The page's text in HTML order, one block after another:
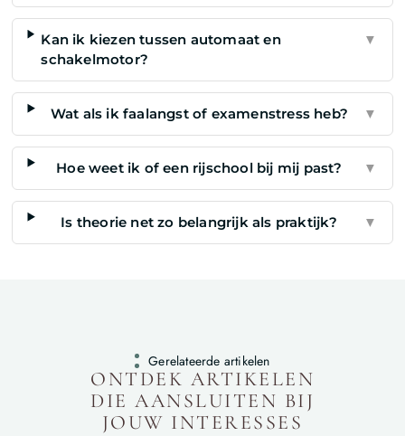
Kan ik kiezen tussen automaat en
schakelmotor?
▼
Wat als ik faalangst of examenstress heb? ▼
Hoe weet ik of een rijschool bij mij past? ▼
Is theorie net zo belangrijk als praktijk? ▼
Gerelateerde artikelen
ONTDEK ARTIKELEN
DIE AANSLUITEN BIJ
JOUW INTERESSES